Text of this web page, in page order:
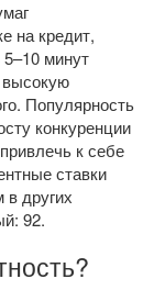
на кредит,
минут
высокую
Популярность
конкуренции
к себе
ставки
других
92.